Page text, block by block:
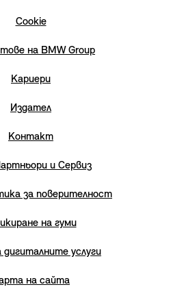
Cookie
на BMW Group
Кариери
Издател
Контакт
и Сервиз
за поверителност
на гуми
дигиталните услуги
на сайта